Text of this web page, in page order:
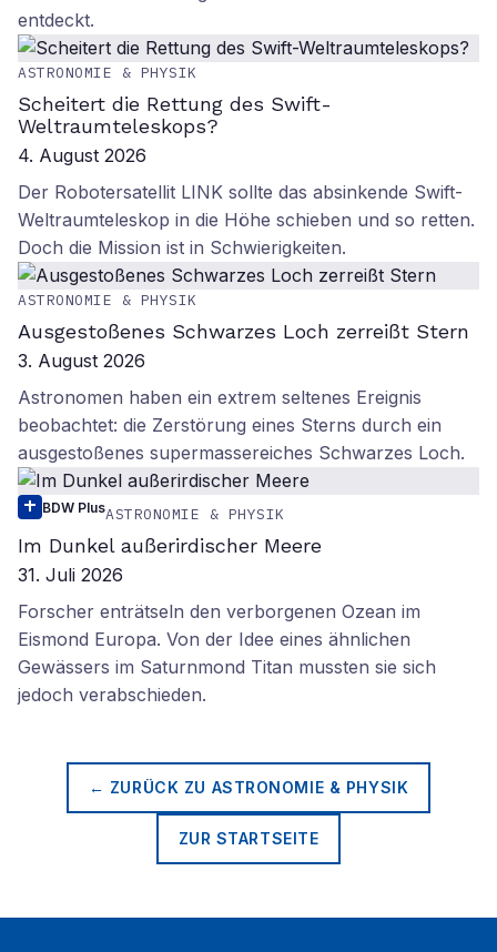
entdeckt.
ASTRONOMIE & PHYSIK
Scheitert die Rettung des Swift-
Weltraumteleskops?
4. August 2026
Der Robotersatellit LINK sollte das absinkende Swift-
Weltraumteleskop in die Höhe schieben und so retten.
Doch die Mission ist in Schwierigkeiten.
ASTRONOMIE & PHYSIK
Ausgestoßenes Schwarzes Loch zerreißt Stern
3. August 2026
Astronomen haben ein extrem seltenes Ereignis
beobachtet: die Zerstörung eines Sterns durch ein
ausgestoßenes supermassereiches Schwarzes Loch.
BDW PlusASTRONOMIE & PHYSIK
Im Dunkel außerirdischer Meere
31. Juli 2026
Forscher enträtseln den verborgenen Ozean im
Eismond Europa. Von der Idee eines ähnlichen
Gewässers im Saturnmond Titan mussten sie sich
jedoch verabschieden.
← ZURÜCK ZU ASTRONOMIE & PHYSIK
ZUR STARTSEITE